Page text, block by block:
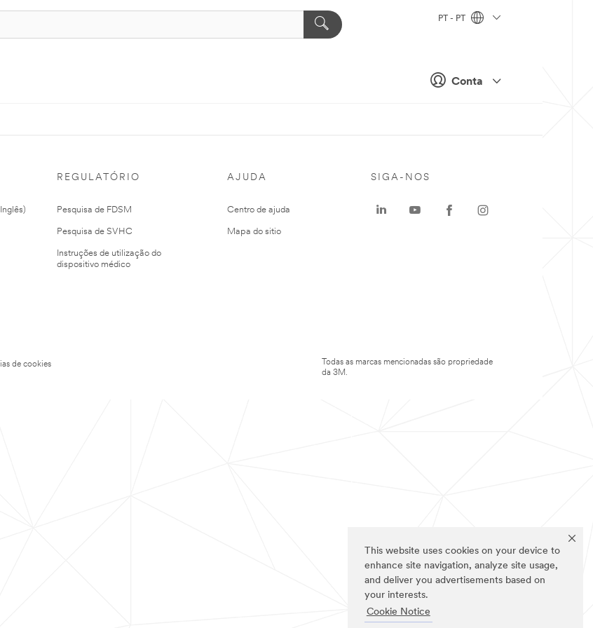
This website uses cookies on your device to
enhance site navigation, analyze site usage,
and deliver you advertisements based on
your interests.
Cookie Notice
Conta
PT - PT
REGULATÓRIO
Pesquisa de FDSM
Pesquisa de SVHC
Instruções de utilização do
dispositivo médico
AJUDA
Centro de ajuda
Mapa do sitio
de cookies
SIGA-NOS
Todas as marcas mencionadas são propriedade
da 3M.